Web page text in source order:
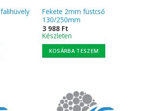
Fekete 2mm füstcső
130/250mm
3 988 Ft
Készleten
KOSÁRBA TESZEM